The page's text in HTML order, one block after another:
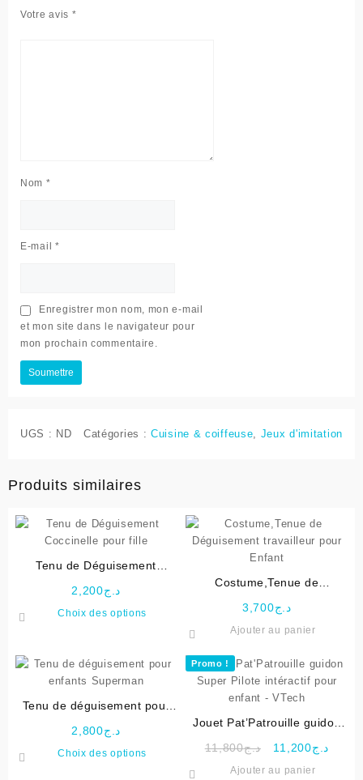
Votre avis *
Nom *
E-mail *
Enregistrer mon nom, mon e-mail
et mon site dans le navigateur pour
mon prochain commentaire.
UGS : ND Catégories :Cuisine & coiffeuse, Jeux d'imitation
Produits similaires
Tenu de Déguisement
د.ج2,200
Choix des options
plusieurs
variations.
options
peuvent
Costume,Tenue de
Enfant
د.ج3,700
Ajouter au panier
Tenu de déguisement pour
د.ج2,800
Choix des options
Promo !
Jouet Pat’Patrouille guidon
enfant – VTech
د.ج11,800
Le
د.ج11,200
Le
Ajouter au panier